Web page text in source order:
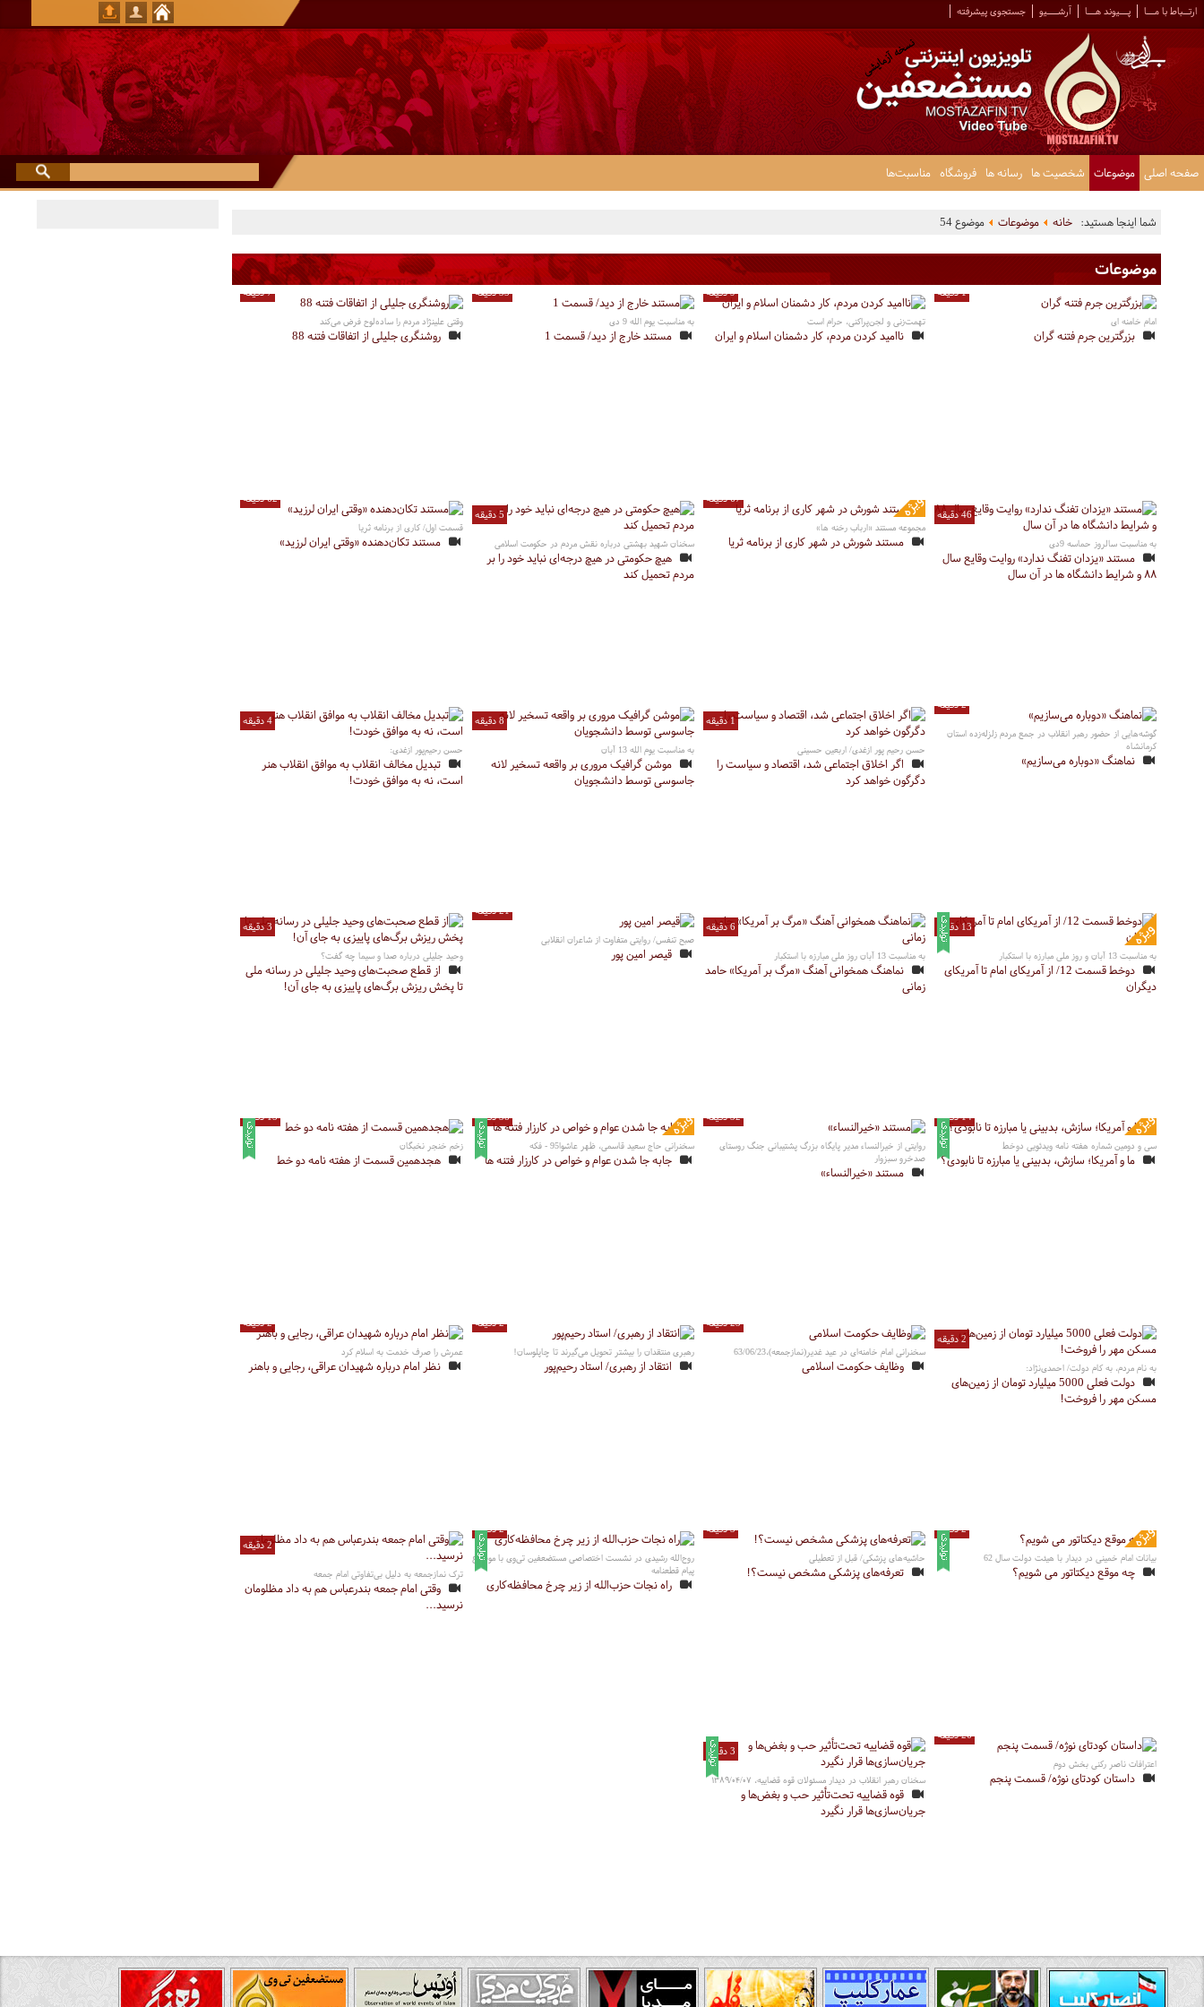
ارتــباط با مـــا پـــیوند هـــا آرشــــیو جستجوی پیشرفته
صفحه اصلی موضوعات شخصیت ها رسانه ها فروشگاه مناسبت‌ها
شما اینجا هستید: خانه موضوعات موضوع 54
موضوعات
1 دقیقه
امام خامنه ای
بزرگترین جرم فتنه گران
9 دقیقه
تهمت‌زنی و لجن‌پراکنی، حرام است
ناامید کردن مردم، کار دشمنان اسلام و ایران
33 دقیقه
به مناسبت یوم الله 9 دی
مستند خارج از دید/ قسمت 1
7 دقیقه
وقتی علینژاد مردم را ساده‌لوح فرض می‌کند
روشنگری جلیلی از اتفاقات فتنه 88
46 دقیقه
به مناسبت سالروز حماسه 9دی
مستند «یزدان تفنگ ندارد» روایت وقایع سال
۸۸ و شرایط دانشگاه ها در آن سال
67 دقیقه
مجموعه مستند «ارباب رخنه ها»
مستند شورش در شهر کاری از برنامه ثریا
5 دقیقه
سخنان شهید بهشتی درباره نقش مردم در حکومت اسلامی
هیچ حکومتی در هیچ درجه‌ای نباید خود را بر
مردم تحمیل کند
62 دقیقه
قسمت اول/ کاری از برنامه ثریا
مستند تکان‌دهنده «وقتی ایران لرزید»
2 دقیقه
گوشه‌هایی از حضور رهبر انقلاب در جمع مردم زلزله‌زده استان
کرمانشاه
نماهنگ «دوباره می‌سازیم»
1 دقیقه
حسن رحیم پور ازغدی/ اربعین حسینی
اگر اخلاق اجتماعی شد، اقتصاد و سیاست را
دگرگون خواهد کرد
8 دقیقه
به مناسبت یوم الله 13 آبان
موشن گرافیک مروری بر واقعه تسخیر لانه
جاسوسی توسط دانشجویان
4 دقیقه
حسن رحیم‌پور ازغدی:
تبدیل مخالف انقلاب به موافق انقلاب هنر
است، نه به موافق خودت!
13 دقیقه
به مناسبت 13 آبان و روز ملی مبارزه با استکبار
دوخط قسمت 12/ از آمریکای امام تا آمریکای
دیگران
6 دقیقه
به مناسبت 13 آبان روز ملی مبارزه با استکبار
نماهنگ همخوانی آهنگ «مرگ بر آمریکا» حامد
زمانی
21 دقیقه
صبح تنفس/ روایتی متفاوت از شاعران انقلابی
قیصر امین پور
3 دقیقه
وحید جلیلی درباره صدا و سیما چه گفت؟
از قطع صحبت‌های وحید جلیلی در رسانه ملی
تا پخش ریزش برگ‌های پاییزی به جای آن!
14 دقیقه
سی و دومین شماره هفته نامه ویدئویی دوخط
ما و آمریکا؛ سازش، بدبینی یا مبارزه تا نابودی؟
32 دقیقه
روایتی از خیرالنساء مدیر پایگاه بزرگ پشتیبانی جنگ روستای
صدخرو سبزوار
مستند «خیرالنساء»
38 دقیقه
سخنرانی حاج سعید قاسمی، ظهر عاشوا95 - فکه
جابه جا شدن عوام و خواص در کارزار فتنه ها
15 دقیقه
زخم خنجر نخبگان
هجدهمین قسمت از هفته نامه دو خط
2 دقیقه
به نام مردم، به کام دولت/ احمدی‌نژاد:
دولت فعلی 5000 میلیارد تومان از زمین‌های
مسکن مهر را فروخت!
23 دقیقه
سخنرانی امام خامنه‌ای در عید غدیر(نمازجمعه)،63/06/23
وظایف حکومت اسلامی
2 دقیقه
رهبری منتقدان را بیشتر تحویل می‌گیرند تا چاپلوسان!
انتقاد از رهبری/ استاد رحیم‌پور
2 دقیقه
عمرش را صرف خدمت به اسلام کرد
نظر امام درباره شهیدان عراقی، رجایی و باهنر
2 دقیقه
بیانات امام خمینی در دیدار با هیئت دولت سال 62
چه موقع دیکتاتور می شویم؟
3 دقیقه
حاشیه‌های پزشکی/ قبل از تعطیلی
تعرفه‌های پزشکی مشخص نیست؟!
2 دقیقه
روح‌الله رشیدی در نشست اختصاصی مستضعفین تی‌وی با موضوع
پیام قطعنامه
راه نجات حزب‌الله از زیر چرخ محافظه‌کاری
2 دقیقه
ترک نمازجمعه به دلیل بی‌تفاوتی امام جمعه
وقتی امام جمعه بندرعباس هم به داد مظلومان
نرسید...
26 دقیقه
اعترافات ناصر رکنی بخش دوم
داستان کودتای نوژه/ قسمت پنجم
3 دقیقه
سخنان رهبر انقلاب در دیدار مسئولان قوه قضاییه، ۱۳۸۹/۰۴/۰۷
قوه قضاییه تحت‌تأثیر حب و بغض‌ها و
جریان‌سازی‌ها قرار نگیرد